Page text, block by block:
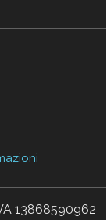
13868590962